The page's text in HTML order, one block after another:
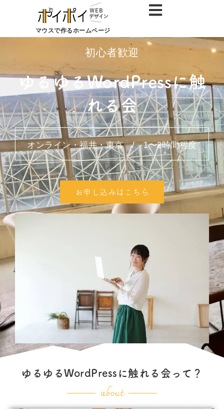
マウスで作るホームページ
初心者歓迎
ゆるゆるWordPressに触
れる会
オンライン・福井・東京 / 1〜2時間程度
お申し込みはこちら
ゆるゆるWordPressに触れる会って？
about